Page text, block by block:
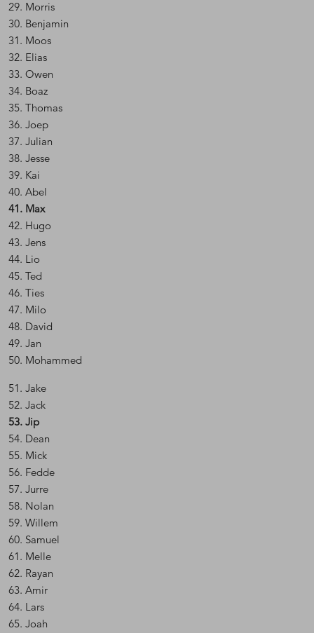
29. Morris
30. Benjamin
31. Moos
32. Elias
33. Owen
34. Boaz
35. Thomas
36. Joep
37. Julian
38. Jesse
39. Kai
40. Abel
41. Max
42. Hugo
43. Jens
44. Lio
45. Ted
46. Ties
47. Milo
48. David
49. Jan
50. Mohammed
51. Jake
52. Jack
53. Jip
54. Dean
55. Mick
56. Fedde
57. Jurre
58. Nolan
59. Willem
60. Samuel
61. Melle
62. Rayan
63. Amir
64. Lars
65. Joah